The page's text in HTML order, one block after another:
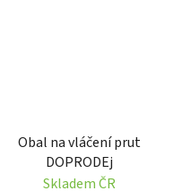
Obal na vláčení prut
DOPRODEj
Skladem ČR